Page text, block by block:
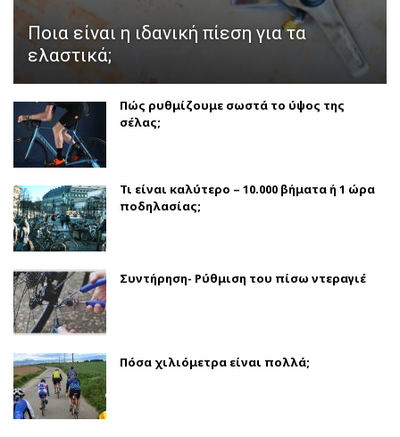
Ποια είναι η ιδανική πίεση για τα
ελαστικά;
Πώς ρυθμίζουμε σωστά το ύψος της
σέλας;
Τι είναι καλύτερο – 10.000 βήματα ή 1 ώρα
ποδηλασίας;
Συντήρηση- Ρύθμιση του πίσω ντεραγιέ
Πόσα χιλιόμετρα είναι πολλά;